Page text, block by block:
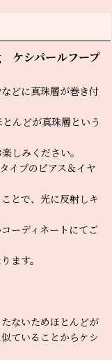
シパールフープ
どに真珠層が巻き付
んどが真珠層という
しみください。
イプのピアス＆イヤ
とで、光に反射しキ
ーディネートにてご
ます。
ないためほとんどが
ていることからケシ